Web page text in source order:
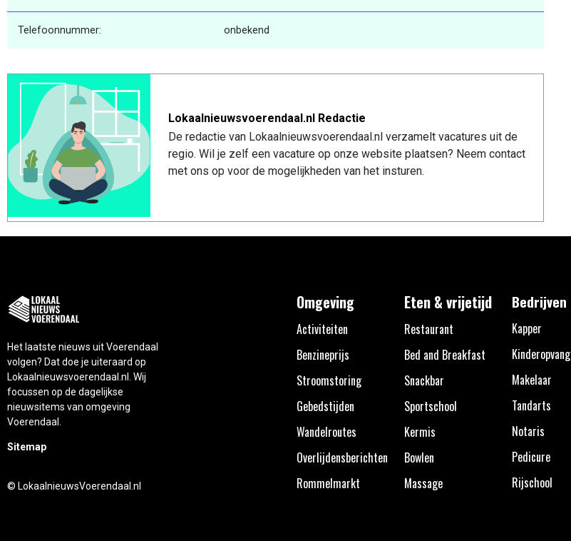
Telefoonnummer: onbekend
Lokaalnieuwsvoerendaal.nl Redactie
De redactie van Lokaalnieuwsvoerendaal.nl verzamelt vacatures uit de
regio. Wil je zelf een vacature op onze website plaatsen? Neem contact
met ons op voor de mogelijkheden van het insturen.
Het laatste nieuws uit Voerendaal
volgen? Dat doe je uiteraard op
Lokaalnieuwsvoerendaal.nl. Wij
focussen op de dagelijkse
nieuwsitems van omgeving
Voerendaal.
Sitemap
© LokaalnieuwsVoerendaal.nl
Omgeving
Activiteiten
Benzineprijs
Stroomstoring
Gebedstijden
Wandelroutes
Overlijdensberichten
Rommelmarkt
Eten & vrijetijd
Restaurant
Bed and Breakfast
Snackbar
Sportschool
Kermis
Bowlen
Massage
Bedrijven
Kapper
Kinderopvang
Makelaar
Tandarts
Notaris
Pedicure
Rijschool